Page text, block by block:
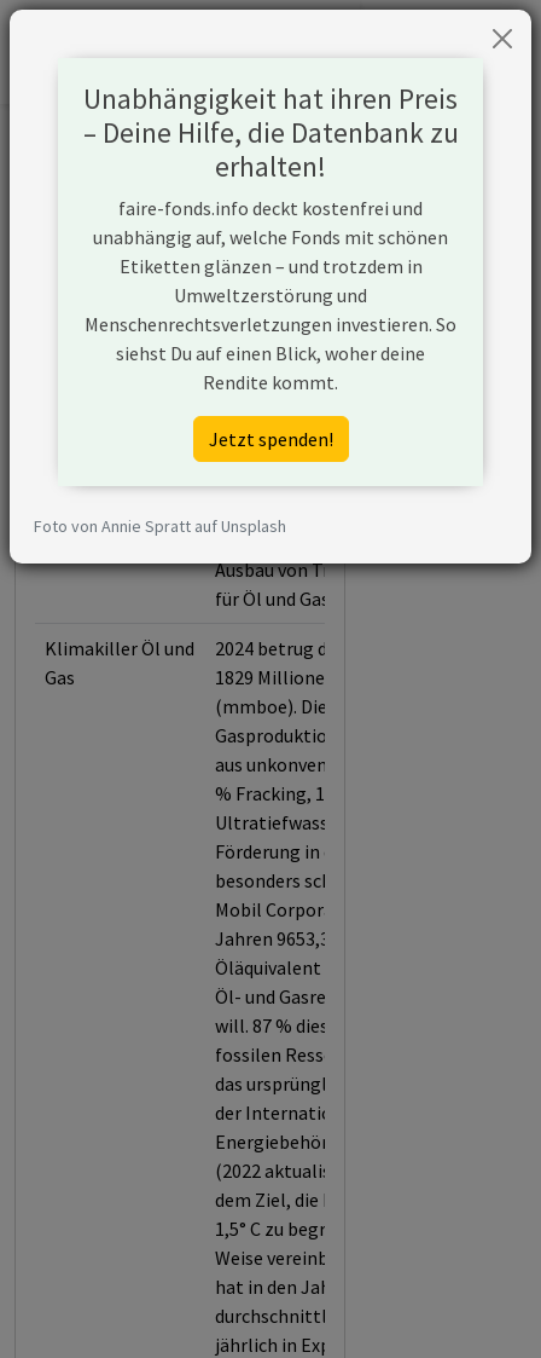
Informationen zum Unternehmen
Exxon Mobil Corporation
https://corporate.exxonmobil.com
Konflikte
Exxon Mobil Corporation ist ein
Unternehmen aus den USA, das in
der Öl- und Gasförderung aktiv ist
und unkonventionelle
plant Exxon Mobil Corporation den
Ausbau von Transportinfrastruktur
für Öl und Gas.
Klimakiller Öl und
Gas
2024 betrug die Förderleistung
1829 Millionen Barrel Öläquivalent
(mmboe). Die Öl- und
Gasproduktion stammt zu 53 %
aus unkonventionellen Quellen (33
% Fracking, 10,2 % Ölsande, 7,6 %
Ultratiefwasserförderung, 2,2 %
Förderung in der Arktis). Es wiegt
besonders schwer, dass Exxon
Mobil Corporation in den nächsten
Jahren 9653,3 Millionen Barrel
Öläquivalent (mmboe) an neuen
Öl- und Gasressourcen erschließen
will. 87 % dieser zusätzlichen
fossilen Ressourcen übersteigen
das ursprüngliche NZE Szenario
der Internationalen
Energiebehörde (IEA) von 2021
(2022 aktualisiert) und sind mit
dem Ziel, die Erderwärmung auf
1,5° C zu begrenzen, in keiner
Weise vereinbar. Das Unternehmen
hat in den Jahren 2023 bis 2025
durchschnittlich 1146,5 Mio. USD
jährlich in Explorationsvorhaben
Unabhängigkeit hat ihren Preis
– Deine Hilfe, die Datenbank zu
erhalten!
faire-fonds.info deckt kostenfrei und
unabhängig auf, welche Fonds mit schönen
Etiketten glänzen – und trotzdem in
Umweltzerstörung und
Menschenrechtsverletzungen investieren. So
siehst Du auf einen Blick, woher deine
Rendite kommt.
Jetzt spenden!
Foto von Annie Spratt auf Unsplash